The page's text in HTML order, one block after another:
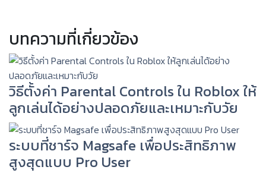
บทความที่เกี่ยวข้อง
วิธีตั้งค่า Parental Controls ใน Roblox ให้
ลูกเล่นได้อย่างปลอดภัยและเหมาะกับวัย
ระบบที่ชาร์จ Magsafe เพื่อประสิทธิภาพ
สูงสุดแบบ Pro User